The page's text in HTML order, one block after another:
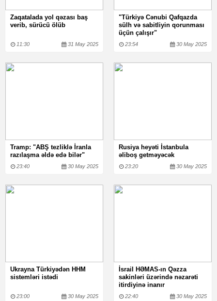
Zaqatalada yol qəzası baş
verib, sürücü ölüb
11:30 31 May 2025
"Türkiyə Cənubi Qafqazda
sülh və sabitliyin qorunması
üçün çalışır"
23:54 30 May 2025
Tramp: "ABŞ tezliklə İranla
razılaşma əldə edə bilər"
23:40 30 May 2025
Rusiya heyəti İstanbula
əliboş getməyəcək
23:20 30 May 2025
Ukrayna Türkiyədən HHM
sistemləri istədi
23:00 30 May 2025
İsrail HƏMAS-ın Qəzza
sakinləri üzərində nəzarəti
itirdiyinə inanır
22:40 30 May 2025